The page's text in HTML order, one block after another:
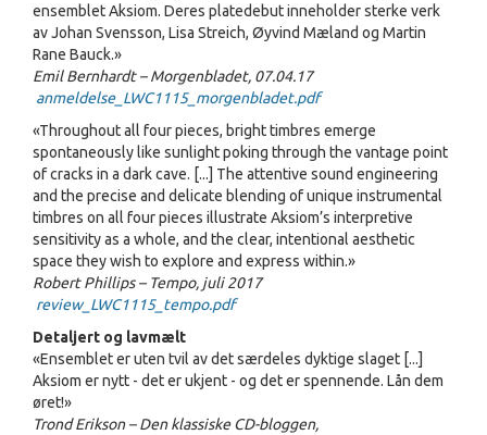
ensemblet Aksiom. Deres platedebut inneholder sterke verk
av Johan Svensson, Lisa Streich, Øyvind Mæland og Martin
Rane Bauck.»
Emil Bernhardt – Morgenbladet, 07.04.17
anmeldelse_LWC1115_morgenbladet.pdf
«Throughout all four pieces, bright timbres emerge
spontaneously like sunlight poking through the vantage point
of cracks in a dark cave. [...] The attentive sound engineering
and the precise and delicate blending of unique instrumental
timbres on all four pieces illustrate Aksiom’s interpretive
sensitivity as a whole, and the clear, intentional aesthetic
space they wish to explore and express within.»
Robert Phillips – Tempo, juli 2017
review_LWC1115_tempo.pdf
Detaljert og lavmælt
«Ensemblet er uten tvil av det særdeles dyktige slaget [...]
Aksiom er nytt - det er ukjent - og det er spennende. Lån dem
øret!»
Trond Erikson – Den klassiske CD-bloggen,